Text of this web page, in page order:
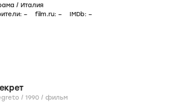
/ Италия
– film.ru: – IMDb: –
segreto / 1990 / фильм